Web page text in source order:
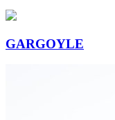
GARGOYLE